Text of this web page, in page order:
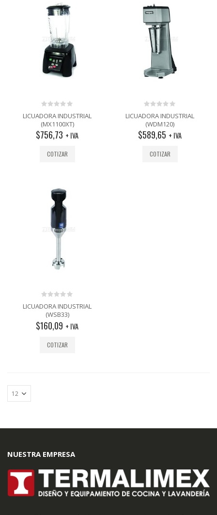
0
out
of
5
LICUADORA INDUSTRIAL
(MX1100XT)
$756,73 + IVA
COTIZAR
0
out
of
5
LICUADORA INDUSTRIAL
(WDM120)
$589,65 + IVA
COTIZAR
0
out
of
5
LICUADORA INDUSTRIAL
(WSB33)
$160,09 + IVA
COTIZAR
NUESTRA EMPRESA